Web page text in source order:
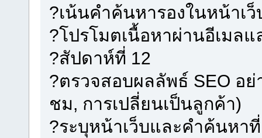
?เน้นคำค้นหารองในหน้าเ
?โปรโมตเนื้อหาผ่านอีเมล
?สัปดาห์ที่ 12
?ตรวจสอบผลลัพธ์ SEO อ
ชม, การเปลี่ยนเป็นลูกค้า)
?ระบุหน้าเว็บและคำค้นหา